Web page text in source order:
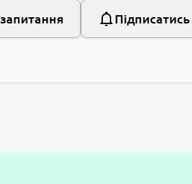
Підписатись